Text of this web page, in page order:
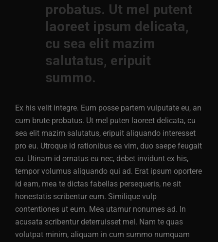
probatus. Ut mel putent
laoreet ipsum delicata,
cu sea elit mazim
salutatus, eripuit
summo.
Ex his velit integre. Eum posse partem vulputate eu, an
cum brute probatus. Ut mel puten laoreet delicata, cu
sea elit mazim salutatus, eripuit aliquando interesset
pro eu. Utroque id rationibus ea vim, duo saepe feugait
cu. Utinam id ornatus eu nec, debet invidunt ex his,
tempor volumus aliquando qui ad. Erat ipsum oportere
id eam, mea te dictas fabellas persequeris, ne sit
honestatis scribentur eum. Similique vulp
contentiones ut eum. Mea utamur nonumes ad. In
acusata scribentur deterruisset mel. Nam te quas
volutpat minim, aliquam in cum summo numquam